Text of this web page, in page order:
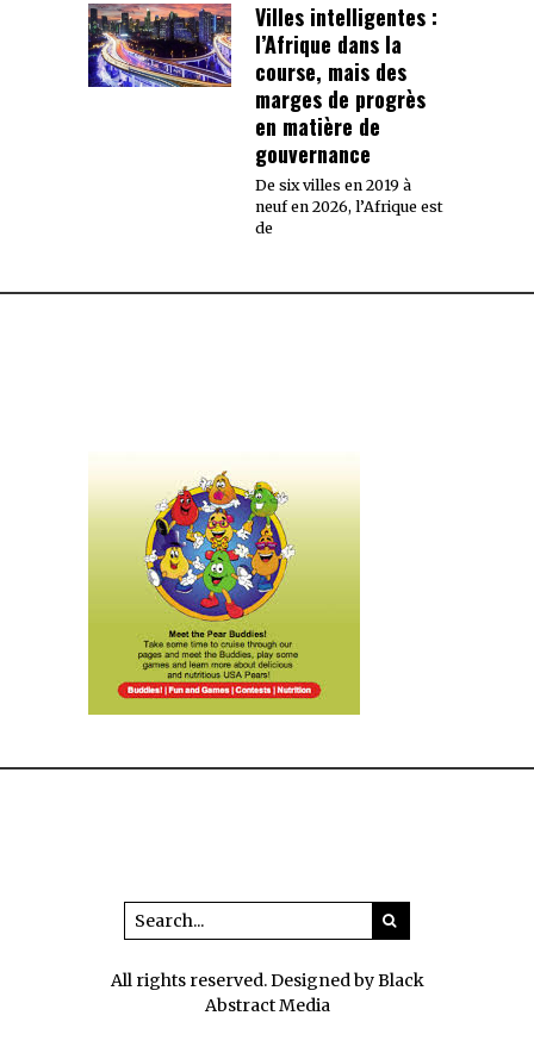
Villes intelligentes :
l’Afrique dans la
course, mais des
marges de progrès
en matière de
gouvernance
De six villes en 2019 à
neuf en 2026, l’Afrique est
de
All rights reserved. Designed by Black
Abstract Media